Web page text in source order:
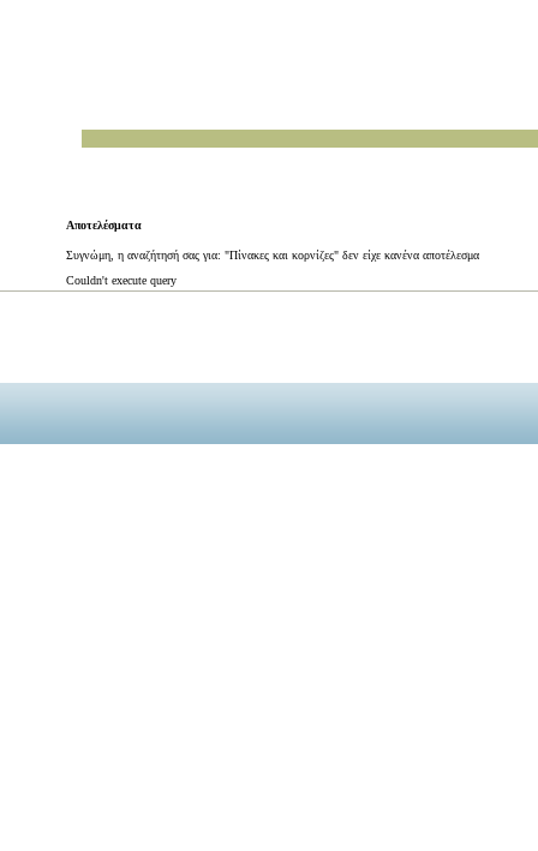
Αποτελέσματα
Συγνώμη, η αναζήτησή σας για: "Πίνακες και κορνίζες" δεν είχε κανένα αποτέλεσμα
Couldn't execute query